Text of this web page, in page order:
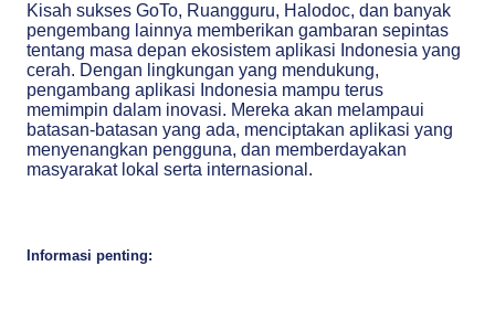
Kisah sukses GoTo, Ruangguru, Halodoc, dan banyak
pengembang lainnya memberikan gambaran sepintas
tentang masa depan ekosistem aplikasi Indonesia yang
cerah. Dengan lingkungan yang mendukung,
pengambang aplikasi Indonesia mampu terus
memimpin dalam inovasi. Mereka akan melampaui
batasan-batasan yang ada, menciptakan aplikasi yang
menyenangkan pengguna, dan memberdayakan
masyarakat lokal serta internasional.
Informasi penting: